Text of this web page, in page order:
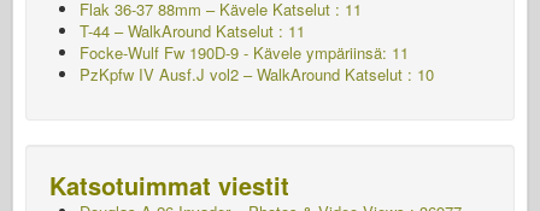
Flak 36-37 88mm – Kävele Katselut : 11
T-44 – WalkAround Katselut : 11
Focke-Wulf Fw 190D-9 - Kävele ympäriinsä: 11
PzKpfw IV Ausf.J vol2 – WalkAround Katselut : 10
Katsotuimmat viestit